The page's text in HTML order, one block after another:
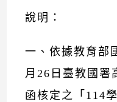
說明：
一、依據教育部
月26日臺教國署
函核定之「114